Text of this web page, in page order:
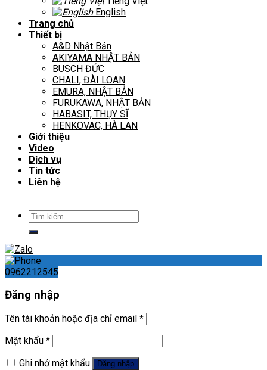
English
Trang chủ
Thiết bị
A&D Nhật Bản
AKIYAMA NHẬT BẢN
BUSCH ĐỨC
CHALI, ĐÀI LOAN
EMURA, NHẬT BẢN
FURUKAWA, NHẬT BẢN
HABASIT, THỤY SĨ
HENKOVAC, HÀ LAN
Giới thiệu
Video
Dịch vụ
Tin tức
Liên hệ
Tìm
kiếm:
0962212545
Đăng nhập
Tên tài khoản hoặc địa chỉ email *
Mật khẩu *
Ghi nhớ mật khẩu
Đăng nhập